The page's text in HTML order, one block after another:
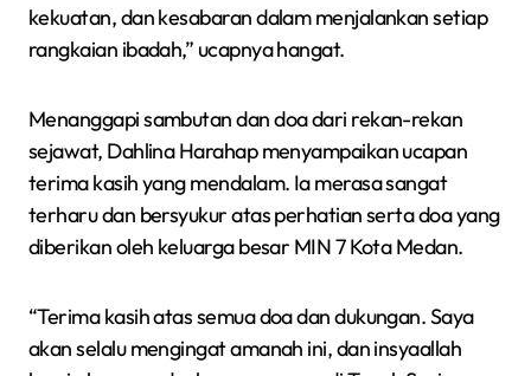
kekuatan, dan kesabaran dalam menjalankan setiap
rangkaian ibadah,” ucapnya hangat.
Menanggapi sambutan dan doa dari rekan-rekan
sejawat, Dahlina Harahap menyampaikan ucapan
terima kasih yang mendalam. Ia merasa sangat
terharu dan bersyukur atas perhatian serta doa yang
diberikan oleh keluarga besar MIN 7 Kota Medan.
“Terima kasih atas semua doa dan dukungan. Saya
akan selalu mengingat amanah ini, dan insyaallah